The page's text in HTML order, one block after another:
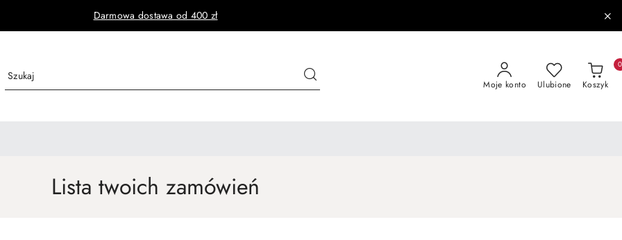
Darmowa dostawa od 400 zł
Moje konto Ulubione Koszyk
0
Lista twoich zamówień